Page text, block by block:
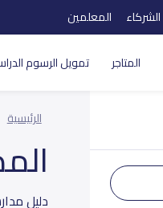
الشركاء المعلمين
المتاجر تمويل الرسوم
الرئيسية